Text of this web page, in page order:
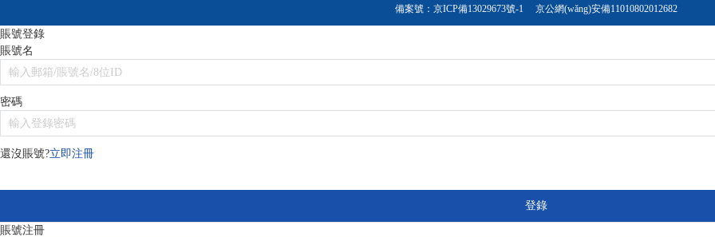
備案號： 京ICP備13029673號-1 京公網(wǎng)安備11010802012682
賬號登錄
賬號名
密碼
還沒賬號?立即注冊
登錄
賬號注冊